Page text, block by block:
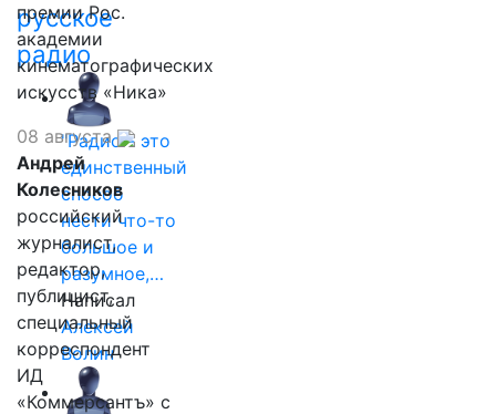
русское
радио
"Радио - это
единственный
способ
нести что-то
большое и
разумное,…
Написал
Алексей
Волин
премии Рос.
академии
кинематографических
искусств «Ника»
08 августа
Андрей
Колесников
российский
журналист,
редактор,
публицист,
специальный
корреспондент
ИД
«Коммерсантъ» с